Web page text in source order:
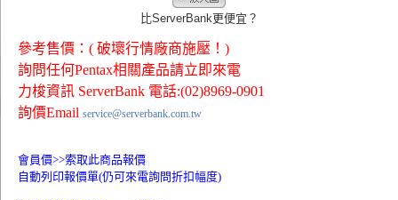
比ServerBank更便宜？
參考售價：( 破壞行情廠商施壓！)
詢問任何Pentax相關產品請立即來電
力梭資訊 ServerBank 電話:(02)8969-0901
詢價Email service@serverbank.com.tw
會員價>>索取此商品報價
自動列印報價單(仍可來電詢問折扣幅度)